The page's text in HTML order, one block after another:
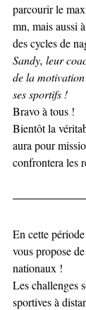
parcourir le
mn, mais aussi
des cycles de
Sandy, leur
de la motivation
ses sportifs !
Bravo à tous !
Bientôt la
aura pour
confrontera les
En cette
vous propose
nationaux !
Les challenges
sportives à